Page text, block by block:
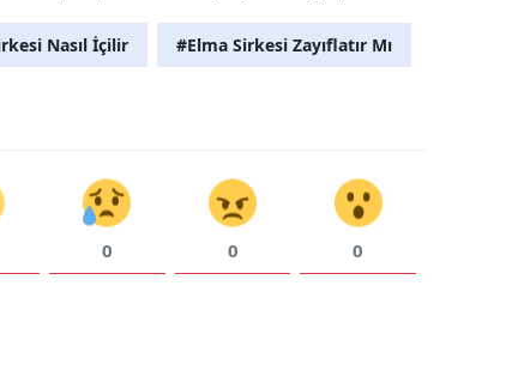
Nasıl İçilir #Elma Sirkesi Zayıflatır Mı
0 0 0